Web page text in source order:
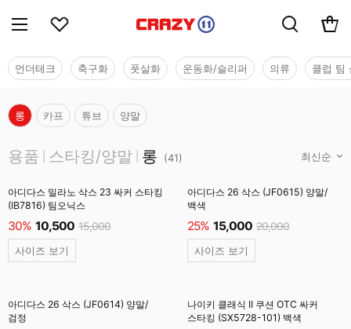
언더테크 축구화 풋살화 운동화/슬리퍼 의류 클럽 팀
롱 카프 튜브 양말
용품 스타킹/양말 롱 (41)
아디다스 밀라노 삭스 23 싸커 스타킹
(IB7816) 팀오닉스
30% 10,500 15,000
사이즈 보기
아디다스 26 삭스 (JF0615) 양말/
백색
25% 15,000 20,000
사이즈 보기
아디다스 26 삭스 (JF0614) 양말/
검정
나이키 클래식 II 쿠션 OTC 싸커
스타킹 (SX5728-101) 백색